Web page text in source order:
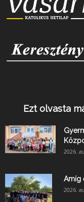
Ezt olvasta
2026.
Amíg
2026.